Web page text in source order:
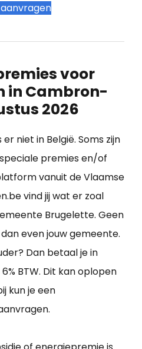
voor
in Cambron-
2026
niet in België. Soms zijn
premies en/of
vanuit de Vlaamse
vind jij wat er zoal
Brugelette. Geen
even jouw gemeente.
Dan betaal je in
BTW. Dit kan oplopen
kun je een